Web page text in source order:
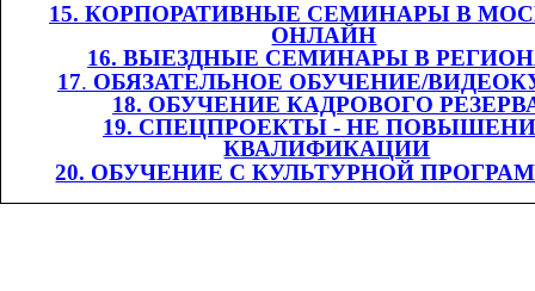
15. КОРПОРАТИВНЫЕ СЕМИНАРЫ В
ОНЛАЙН
16. ВЫЕЗДНЫЕ СЕМИНАРЫ В
17.​​ ОБЯЗАТЕЛЬНОЕ ОБУЧЕНИЕ/
18. ОБУЧЕНИЕ КАДРОВОГО
19. СПЕЦПРОЕКТЫ - НЕ
КВАЛИФИКАЦИИ
20. ОБУЧЕНИЕ С КУЛЬТУРНОЙ